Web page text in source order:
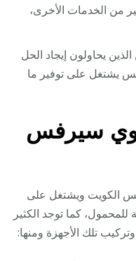
من الخدمات الأخرى،
يحاولون إيجاد الحل
يشتغل على توفير ما
سيرفس
الكويت ويشتغل على
كما توجد الكثير
تلك الأجهزة ومنها: